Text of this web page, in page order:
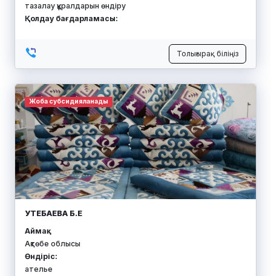
тазалау құралдарын өндіру
Қолдау бағдарламасы:
Толығырақ біліңіз
Жоба субсидияланады
УТЕБАЕВА Б.Е
Аймақ:
Ақтөбе облысы
Өндіріс:
ателье